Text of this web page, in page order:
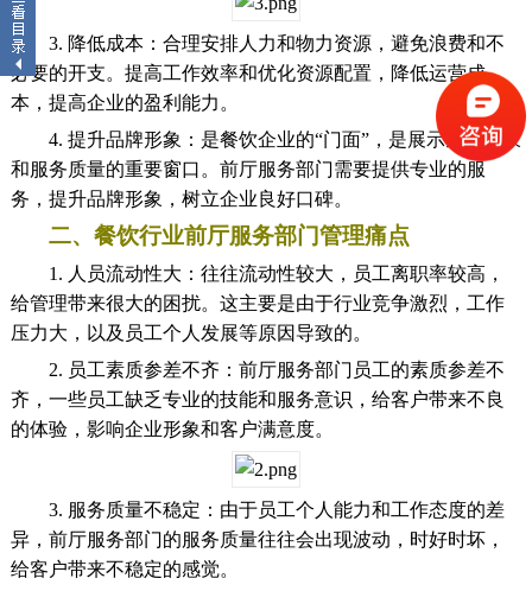
3. 降低成本：合理安排人力和物力资源，避免浪费和不
必要的开支。提高工作效率和优化资源配置，降低运营成
本，提高企业的盈利能力。
4. 提升品牌形象：是餐饮企业的“门面”，是展示企业形象
和服务质量的重要窗口。前厅服务部门需要提供专业的服
务，提升品牌形象，树立企业良好口碑。
二、餐饮行业前厅服务部门管理痛点
1. 人员流动性大：往往流动性较大，员工离职率较高，
给管理带来很大的困扰。这主要是由于行业竞争激烈，工作
压力大，以及员工个人发展等原因导致的。
2. 员工素质参差不齐：前厅服务部门员工的素质参差不
齐，一些员工缺乏专业的技能和服务意识，给客户带来不良
的体验，影响企业形象和客户满意度。
3. 服务质量不稳定：由于员工个人能力和工作态度的差
异，前厅服务部门的服务质量往往会出现波动，时好时坏，
给客户带来不稳定的感觉。